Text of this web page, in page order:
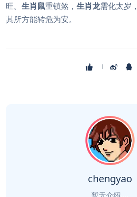
旺。 生肖鼠重镇煞， 生肖龙需化太岁，
其所方能转危为安。
chengyao
暂无介绍....